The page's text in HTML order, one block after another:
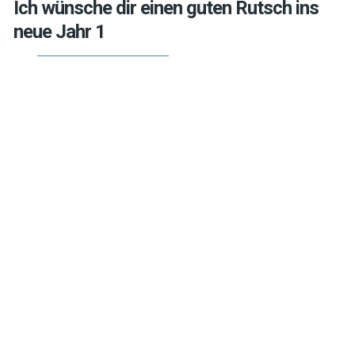
Ich wünsche dir einen guten Rutsch ins
neue Jahr 1